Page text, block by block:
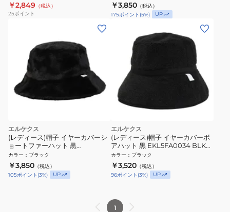
￥2,849 （税込）
25ポイント
￥3,850 （税込）
175ポイント (5%) UP
エルケクス
(レディース)帽子 イヤーカバーシ
ョートファーハット 黒
EKL5FA0035 BLK バケットハッ
ト ボア素材 防寒
カラー ： ブラック
￥3,850 （税込）
105ポイント (3%) UP
エルケクス
(レディース)帽子 イヤーカバーボ
アハット 黒 EKL5FA0034 BLK
バケットハット ボア素材 防寒
カラー ： ブラック
￥3,520 （税込）
96ポイント (3%) UP
1